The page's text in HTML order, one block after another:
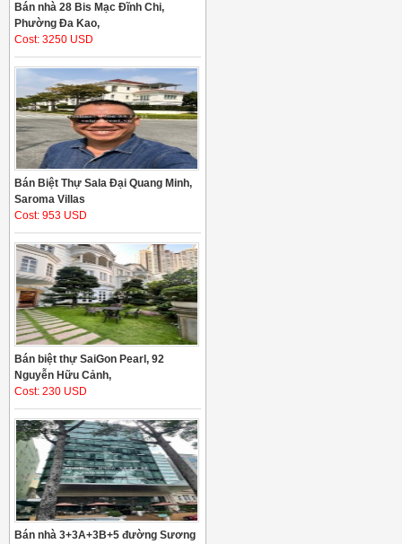
Bán nhà 28 Bis Mạc Đĩnh Chi,
Phường Đa Kao,
Cost: 3250 USD
Bán Biệt Thự Sala Đại Quang Minh,
Saroma Villas
Cost: 953 USD
Bán biệt thự SaiGon Pearl, 92
Nguyễn Hữu Cảnh,
Cost: 230 USD
Bán nhà 3+3A+3B+5 đường Sương